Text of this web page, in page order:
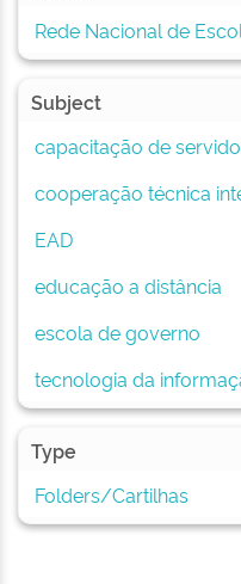
Rede Nacional de
Subject
capacitação de
cooperação técnica
EAD
educação a distância
escola de governo
tecnologia da
Type
Folders/Cartilhas